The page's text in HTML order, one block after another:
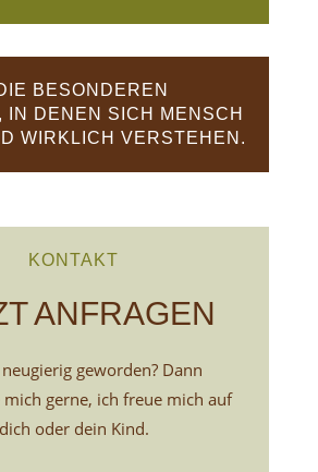
BESONDEREN
IN DENEN SICH MENSCH
WIRKLICH VERSTEHEN.
KONTAKT
ANFRAGEN
geworden? Dann
gerne, ich freue mich auf
dich oder dein Kind.